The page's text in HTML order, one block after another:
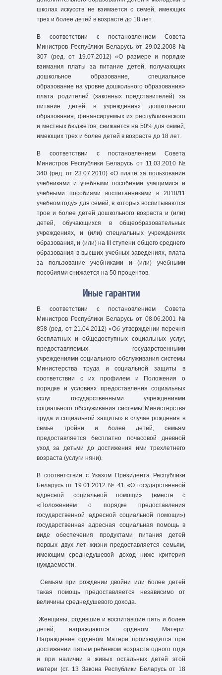
школах искусств не взимается с семей, имеющих
трех и более детей в возрасте до 18 лет.
В соответствии с постановлением Совета
Министров Республики Беларусь от 29.02.2008 №
307 (ред. от 19.07.2012) «О размере и порядке
взимания платы за питание детей, получающих
дошкольное образование, специальное
образование на уровне дошкольного образования»
плата родителей (законных представителей) за
питание детей в учреждениях дошкольного
образования, финансируемых из республиканского
и местных бюджетов, снижается на 50% для семей,
имеющих трех и более детей в возрасте до 18 лет.
В соответствии с постановлением Совета
Министров Республики Беларусь от 11.03.2010 №
340 (ред. от 23.07.2010) «О плате за пользование
учебниками и учебными пособиями учащимися и
учебными пособиями воспитанниками в 2010/11
учебном году» для семей, в которых воспитываются
трое и более детей дошкольного возраста и (или)
детей, обучающихся в общеобразовательных
учреждениях, и (или) специальных учреждениях
образования, и (или) на III ступени общего среднего
образования в высших учебных заведениях, плата
за пользование учебниками и (или) учебными
пособиями снижается на 50 процентов.
Иные гарантии
В соответствии с постановлением Совета
Министров Республики Беларусь от 08.06.2001 №
858 (ред. от 21.04.2012) «Об утверждении перечня
бесплатных и общедоступных социальных услуг,
предоставляемых государственными
учреждениями социального обслуживания системы
Министерства труда и социальной защиты в
соответствии с их профилем и Положения о
порядке и условиях предоставления социальных
услуг государственными учреждениями
социального обслуживания системы Министерства
труда и социальной защиты» в случае рождения в
семье тройни и более детей, семьям
предоставляется бесплатно почасовой дневной
уход за детьми до достижения ими трехлетнего
возраста (услуги няни).
В соответствии с Указом Президента Республики
Беларусь от 19.01.2012 № 41 «О государственной
адресной социальной помощи» (вместе с
«Положением о порядке предоставления
государственной адресной социальной помощи»)
государственная адресная социальная помощь в
виде обеспечения продуктами питания детей
первых двух лет жизни предоставляется семьям,
имеющим среднедушевой доход ниже критерия
нуждаемости.
Семьям при рождении двойни или более детей
такая помощь предоставляется независимо от
величины среднедушевого дохода.
Женщины, родившие и воспитавшие пять и более
детей, награждаются орденом Матери.
Награждение орденом Матери производится при
достижении пятым ребенком возраста одного года
и при наличии в живых остальных детей этой
матери (ст. 13 Закона Республики Беларусь от 18